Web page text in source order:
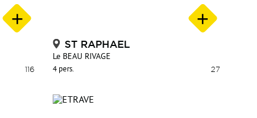
116
ST RAPHAEL
Le BEAU RIVAGE
4 pers. 27